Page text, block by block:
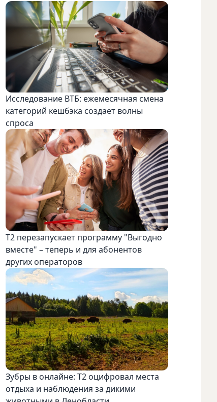
Исследование ВТБ: ежемесячная смена
категорий кешбэка создает волны
спроса
Т2 перезапускает программу "Выгодно
вместе" – теперь и для абонентов
других операторов
Зубры в онлайне: Т2 оцифровал места
отдыха и наблюдения за дикими